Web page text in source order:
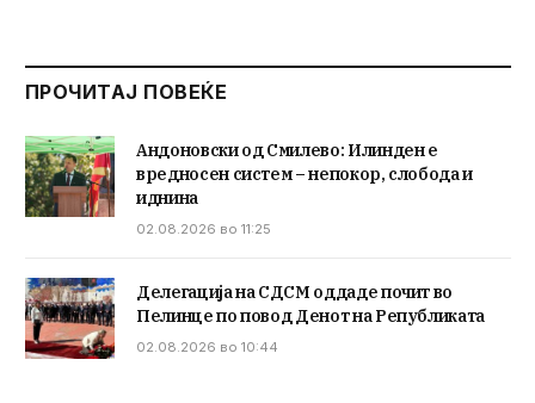
ПРОЧИТАЈ ПОВЕЌЕ
Андоновски од Смилево: Илинден е
вредносен систем – непокор, слобода и
иднина
02.08.2026 во 11:25
Делегација на СДСМ оддаде почит во
Пелинце по повод Денот на Републиката
02.08.2026 во 10:44